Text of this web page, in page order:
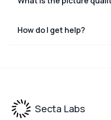
How do I get help?
Secta Labs